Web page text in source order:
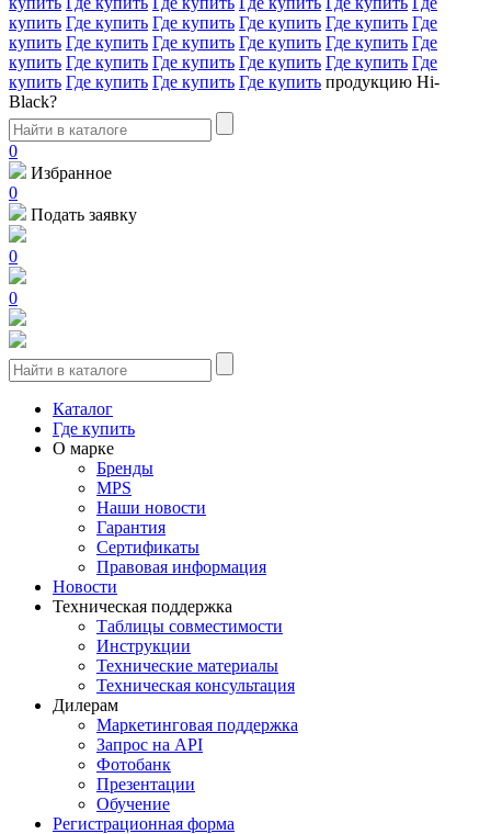
купить Где купить Где купить Где купить Где купить Где
купить Где купить Где купить Где купить Где купить Где
купить Где купить Где купить Где купить Где купить Где
купить Где купить Где купить Где купить продукцию Hi-
Black?
0
Избранное
0
Подать заявку
0
0
Каталог
Где купить
О марке
Бренды
MPS
Наши новости
Гарантия
Сертификаты
Правовая информация
Новости
Техническая поддержка
Таблицы совместимости
Инструкции
Технические материалы
Техническая консультация
Дилерам
Маркетинговая поддержка
Запрос на API
Фотобанк
Презентации
Обучение
Регистрационная форма